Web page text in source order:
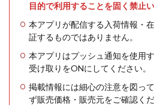
目的で利用することを固く禁止い
本アプリが配信する入荷情報・
証するものではありません。
本アプリはプッシュ通知を使用
受け取りをONにしてください。
掲載情報には細心の注意を図っ
ず販売価格・販売元をご確認くだ